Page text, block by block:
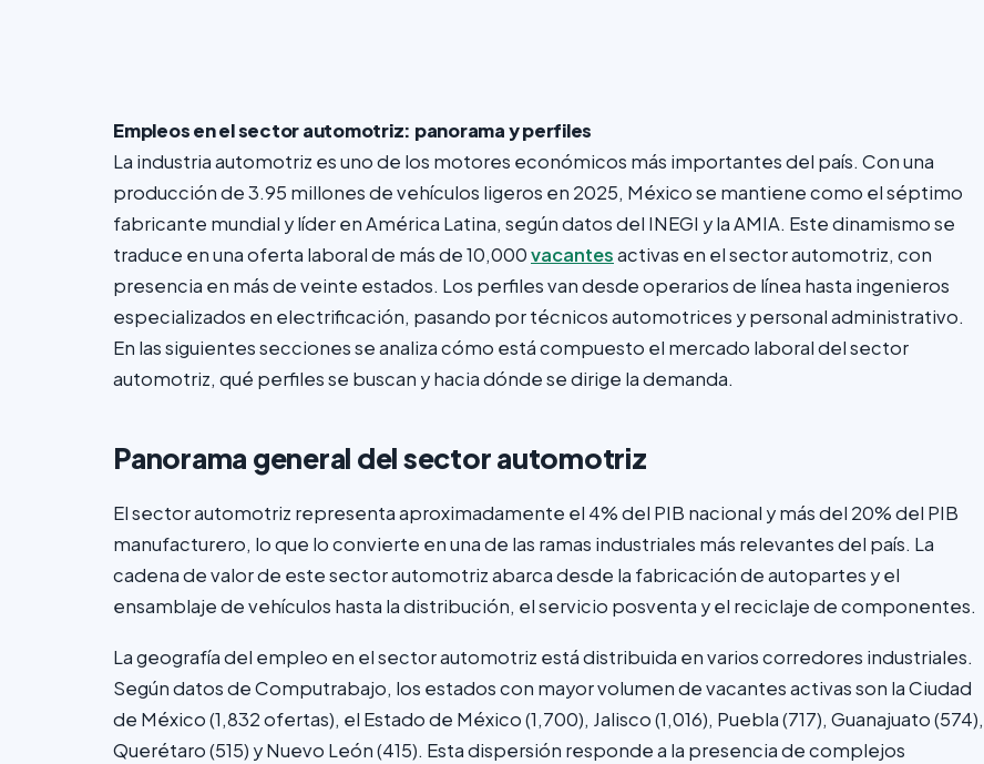
Empleos en el sector automotriz: panorama y perfiles
La industria automotriz es uno de los motores económicos más importantes del país. Con una
producción de 3.95 millones de vehículos ligeros en 2025, México se mantiene como el séptimo
fabricante mundial y líder en América Latina, según datos del INEGI y la AMIA. Este dinamismo se
traduce en una oferta laboral de más de 10,000vacantesactivas en el sector automotriz, con
presencia en más de veinte estados. Los perfiles van desde operarios de línea hasta ingenieros
especializados en electrificación, pasando por técnicos automotrices y personal administrativo.
En las siguientes secciones se analiza cómo está compuesto el mercado laboral del sector
automotriz, qué perfiles se buscan y hacia dónde se dirige la demanda.
Panorama general del sector automotriz
El sector automotriz representa aproximadamente el 4% del PIB nacional y más del 20% del PIB
manufacturero, lo que lo convierte en una de las ramas industriales más relevantes del país. La
cadena de valor de este sector automotriz abarca desde la fabricación de autopartes y el
ensamblaje de vehículos hasta la distribución, el servicio posventa y el reciclaje de componentes.
La geografía del empleo en el sector automotriz está distribuida en varios corredores industriales.
Según datos de Computrabajo, los estados con mayor volumen de vacantes activas son la Ciudad
de México (1,832 ofertas), el Estado de México (1,700), Jalisco (1,016), Puebla (717), Guanajuato (574),
Querétaro (515) y Nuevo León (415). Esta dispersión responde a la presencia de complejos